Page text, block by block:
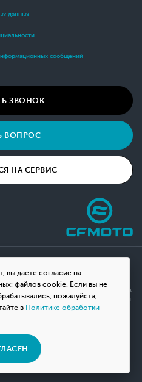
вы даете согласие на
файлов cookie. Если вы не
пожалуйста,
в Политике обработки
данных
сообщений
ЗВОНОК
ВОПРОС
НА СЕРВИС
интернет-сайт носит исключительно
не является публичной офертой,
кодекса Российской
о наличии и стоимости указанных
компании с помощью специальной